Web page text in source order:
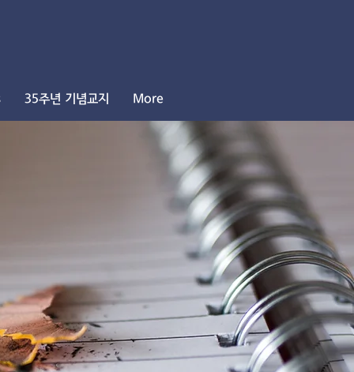
35주년 기념교지 More